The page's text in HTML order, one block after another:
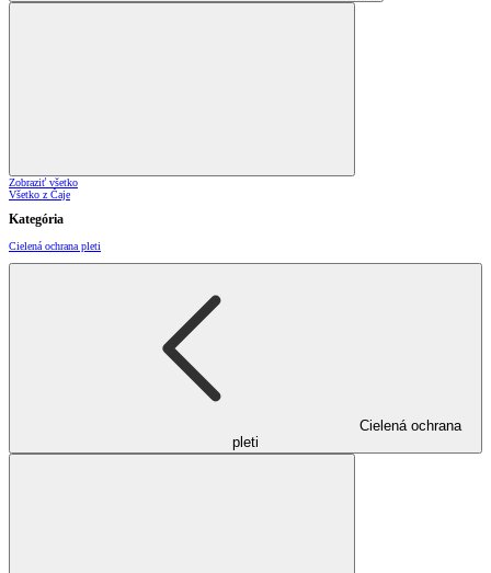
Zobraziť všetko
Všetko z Čaje
Kategória
Cielená ochrana pleti
Cielená ochrana
pleti